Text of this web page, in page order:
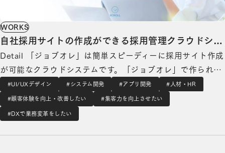
WORKS
自社採用サイトの作成ができる採用管理クラウドシス
テム「ジョブオレ」
Detail 「ジョブオレ」は簡単スピーディーに採用サイト作成
が可能なクラウドシステムです。「ジョブオレ」で作られた
採用サイトは、各種アグリゲートサイトとの連携を予定して
いるため、応募数の増加が期待できます。また、イオレ様が
10年間以上にわたり運営している求人メディアへの求職者集
#UI/UXデザイン #システム開発 #アプリ開発 #人材・HR
#顧客体験を向上・改善したい #集客力を向上させたい
#DXで業務変革をしたい